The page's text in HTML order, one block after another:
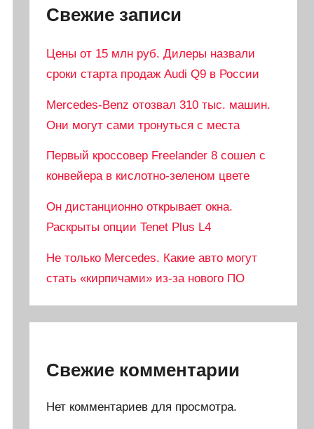
Свежие записи
Цены от 15 млн руб. Дилеры назвали
сроки старта продаж Audi Q9 в России
Mercedes-Benz отозвал 310 тыс. машин.
Они могут сами тронуться с места
Первый кроссовер Freelander 8 сошел с
конвейера в кислотно-зеленом цвете
Он дистанционно открывает окна.
Раскрыты опции Tenet Plus L4
Не только Mercedes. Какие авто могут
стать «кирпичами» из-за нового ПО
Свежие комментарии
Нет комментариев для просмотра.